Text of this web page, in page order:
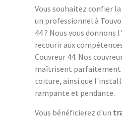
Vous souhaitez confier
un professionnel à
44 ? Nous vous
recourir aux
Couvreur 44. Nos
maîtrisent parfaitement
toiture, ainsi que
rampante et pendante.
Vous bénéficierez d'un